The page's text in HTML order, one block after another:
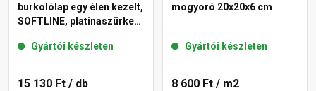
burkolólap egy élen kezelt,
SOFTLINE, platinaszürke
Gyártói készleten
15 130 Ft / db
mogyoró 20x20x6 cm
Gyártói készleten
8 600 Ft / m2